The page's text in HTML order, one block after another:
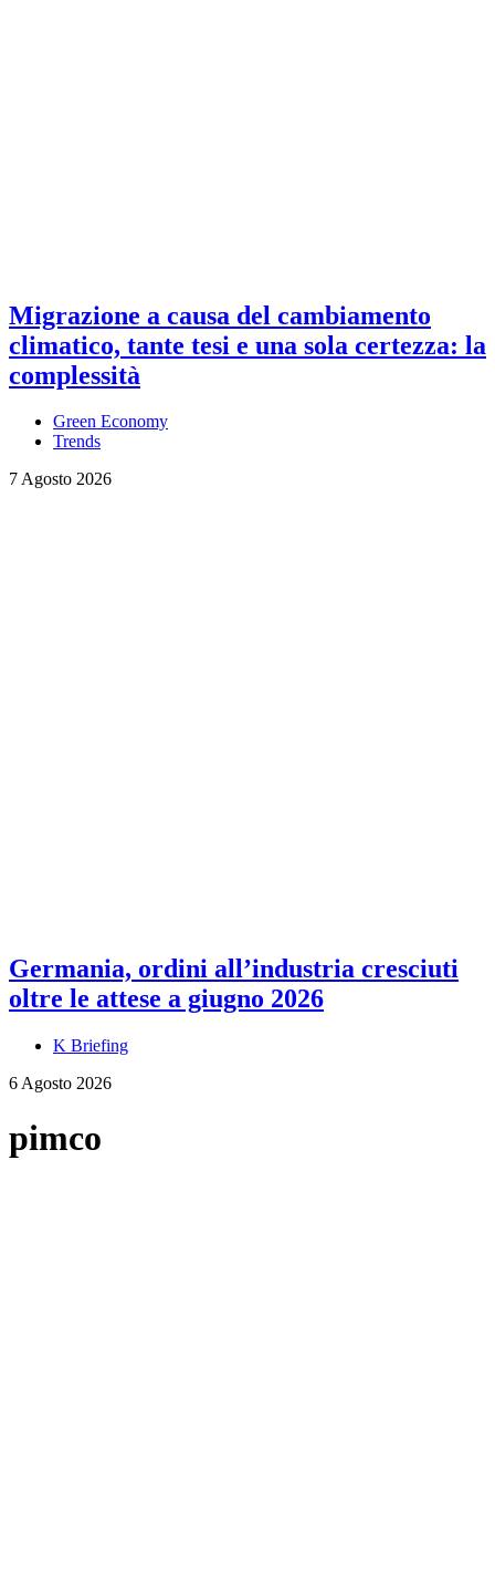
Migrazione a causa del cambiamento
climatico, tante tesi e una sola certezza: la
complessità
Green Economy
Trends
7 Agosto 2026
Germania, ordini all’industria cresciuti
oltre le attese a giugno 2026
K Briefing
6 Agosto 2026
pimco